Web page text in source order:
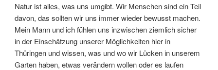
Natur ist alles, was uns umgibt. Wir Menschen sind ein Teil
davon, das sollten wir uns immer wieder bewusst machen.
Mein Mann und ich fühlen uns inzwischen ziemlich sicher
in der Einschätzung unserer Möglichkeiten hier in
Thüringen und wissen, was und wo wir Lücken in unserem
Garten haben, etwas verändern wollen oder es laufen